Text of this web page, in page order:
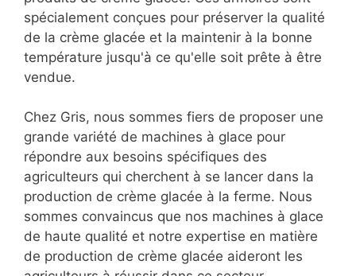
spécialement conçues pour préserver la qualité
de la crème glacée et la maintenir à la bonne
température jusqu'à ce qu'elle soit prête à être
vendue.
Chez Gris, nous sommes fiers de proposer une
grande variété de machines à glace pour
répondre aux besoins spécifiques des
agriculteurs qui cherchent à se lancer dans la
production de crème glacée à la ferme. Nous
sommes convaincus que nos machines à glace
de haute qualité et notre expertise en matière
de production de crème glacée aideront les